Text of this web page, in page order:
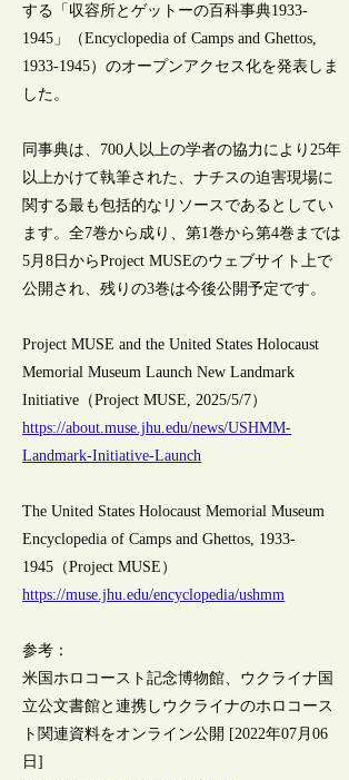
する「収容所とゲットーの百科事典1933-
1945」（Encyclopedia of Camps and Ghettos,
1933-1945）のオープンアクセス化を発表しま
した。
同事典は、700人以上の学者の協力により25年
以上かけて執筆された、ナチスの迫害現場に
関する最も包括的なリソースであるとしてい
ます。全7巻から成り、第1巻から第4巻までは
5月8日からProject MUSEのウェブサイト上で
公開され、残りの3巻は今後公開予定です。
Project MUSE and the United States Holocaust
Memorial Museum Launch New Landmark
Initiative（Project MUSE, 2025/5/7）
https://about.muse.jhu.edu/news/USHMM-
Landmark-Initiative-Launch
The United States Holocaust Memorial Museum
Encyclopedia of Camps and Ghettos, 1933-
1945（Project MUSE）
https://muse.jhu.edu/encyclopedia/ushmm
参考：
米国ホロコースト記念博物館、ウクライナ国
立公文書館と連携しウクライナのホロコース
ト関連資料をオンライン公開 [2022年07月06
日]